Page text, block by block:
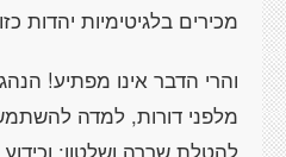
מכירים בלגיטימיות יהדות
והרי הדבר אינו מפתיע!
מלפני דורות, למדה
להטלת שררה ושלטון;